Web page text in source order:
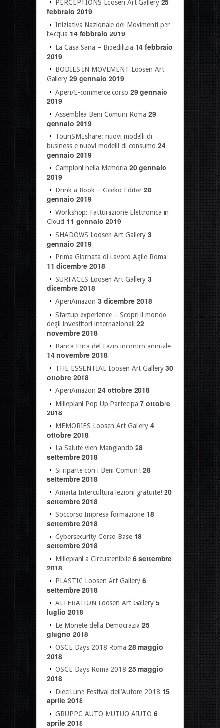
PERCEPTIONS Loosen Art Gallery 25
febbraio 2019
Iniziativa Nazionale dei Movimenti per
l’Acqua 14 febbraio 2019
La Casa Sana – Bioedilizia 14 febbraio
2019
BODIES IN MOVEMENT Loosen Art
Gallery 29 gennaio 2019
Aperi/E-commerce corso 29 gennaio
2019
Assemblea Beni Comuni Roma 29
gennaio 2019
TouriSMEshare: nuovi modelli di
business e nuovi modelli di consumo 24
gennaio 2019
Campioni nella Memoria 20 gennaio
2019
Drink a Book – Geeko Editor 20
gennaio 2019
Workshop: Fatturazione Elettronica in
Cloud 11 gennaio 2019
SHADOWS Loosen Art Gallery 3
gennaio 2019
Prima Giornata di Lavoro Agile Roma
11 dicembre 2018
SURFACES Loosen Art Gallery 3
dicembre 2018
AperiAmazon 3 dicembre 2018
Startup experience – Scopri il mondo
degli investitori internazionali 22
novembre 2018
Banca Etica del Lazio incontro annuale
14 novembre 2018
THE ESSENTIAL Loosen Art Gallery 30
ottobre 2018
AperiAmazon 24 ottobre 2018
Millepiani Pop Up Partecipa 7 ottobre
2018
MEMORIES Loosen Art Gallery 4
ottobre 2018
La Salute vien Mangiando 28
settembre 2018
Si riparte con i Beni Comuni! 28
settembre 2018
Amaita Intercultura lezioni gratuite! 20
settembre 2018
Soccorso Impresa formazione 18
settembre 2018
Cybersecurity Corso Base 18
settembre 2018
Millepiani a Circustenibile 6 settembre
2018
PLASTIC Loosen Art Gallery 6
settembre 2018
ALTERATION Loosen Art Gallery 5
luglio 2018
Le Monete della Democrazia 25
giugno 2018
OSCE Days 2018 Roma 28 maggio
2018
OSCE Days Roma 2018 25 maggio
2018
DieciLune Festival dell’Autore 2018 15
aprile 2018
GRUPPO AUTO MUTUO AIUTO 6
aprile 2018